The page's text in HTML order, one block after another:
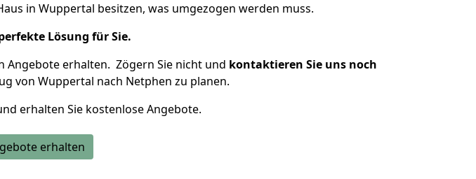
in Wuppertal besitzen, was umgezogen werden muss.
Lösung für Sie.
Angebote erhalten. Zögern Sie nicht und kontaktieren Sie uns noch
von Wuppertal nach Netphen zu planen.
erhalten Sie kostenlose Angebote.
erhalten